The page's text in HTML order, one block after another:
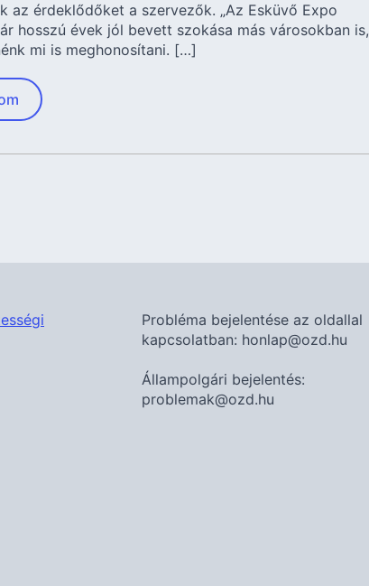
az érdeklődőket a szervezők. „Az Esküvő Expo
hosszú évek jól bevett szokása más városokban is,
mi is meghonosítani. […]
Probléma bejelentése az oldallal
kapcsolatban: honlap@ozd.hu
Állampolgári bejelentés:
problemak@ozd.hu